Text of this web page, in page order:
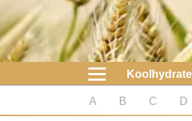
Koolhydraatarme diëten
Boeken
koolhydraatarme diëten
Diabetes test
A B C D